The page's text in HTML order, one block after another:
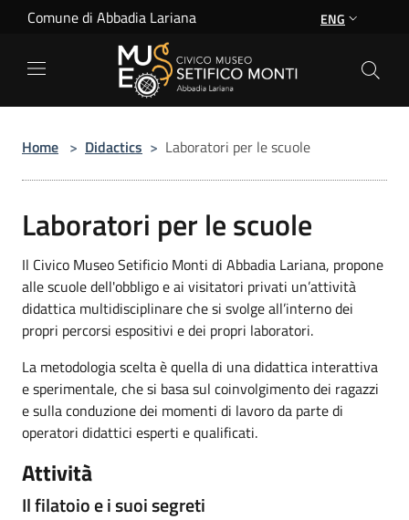
Salta al contenuto principale
Comune di Abbadia Lariana ENG
Home > Didactics > Laboratori per le scuole
Laboratori per le scuole
Il Civico Museo Setificio Monti di Abbadia Lariana, propone
alle scuole dell'obbligo e ai visitatori privati un’attività
didattica multidisciplinare che si svolge all’interno dei
propri percorsi espositivi e dei propri laboratori.
La metodologia scelta è quella di una didattica interattiva
e sperimentale, che si basa sul coinvolgimento dei ragazzi
e sulla conduzione dei momenti di lavoro da parte di
operatori didattici esperti e qualificati.
Attività
Il filatoio e i suoi segreti